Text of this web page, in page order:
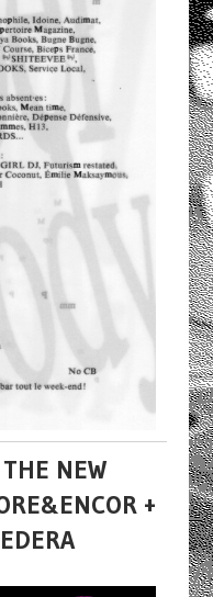
NEW
+